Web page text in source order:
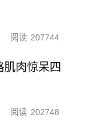
阅读 207744
肌肉惊呆四
阅读 202748